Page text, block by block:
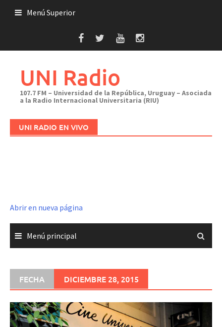
Menú Superior
UNI Radio
107.7 FM – Universidad de la República, Uruguay – Asociada
a la Radio Internacional Universitaria (RIU)
UNI RADIO EN VIVO
Abrir en nueva página
Menú principal
FECHA DICIEMBRE 28, 2015